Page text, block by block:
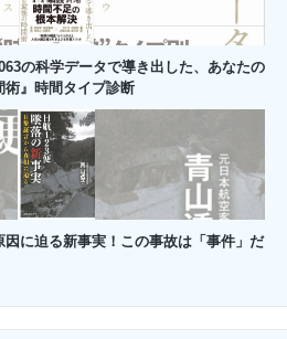
の科学データで導き出した、あなたの
術』時間タイプ診断
因に迫る新事実！この事故は「事件」だ